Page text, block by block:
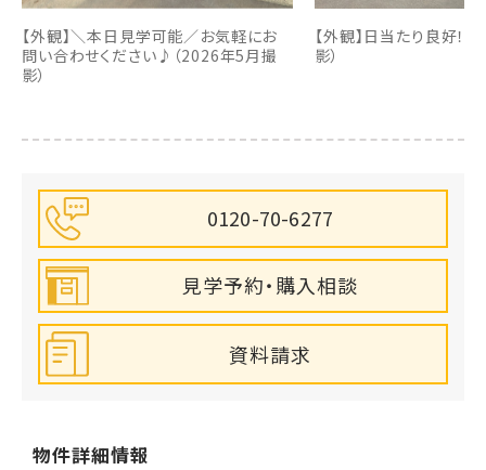
【外観】＼本日見学可能／お気軽にお
問い合わせください♪（2026年5月撮
影）
【外観】日当たり良好！
影）
0120-70-6277
見学予約・購入相談
資料請求
物件詳細情報